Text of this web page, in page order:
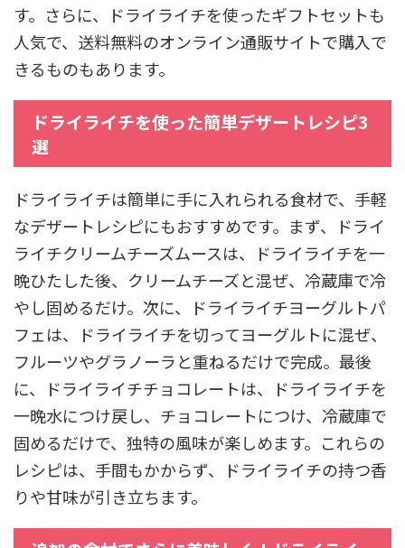
す。さらに、ドライライチを使ったギフトセットも
人気で、送料無料のオンライン通販サイトで購入で
きるものもあります。
ドライライチを使った簡単デザートレシピ3
選
ドライライチは簡単に手に入れられる食材で、手軽
なデザートレシピにもおすすめです。まず、ドライ
ライチクリームチーズムースは、ドライライチを一
晩ひたした後、クリームチーズと混ぜ、冷蔵庫で冷
やし固めるだけ。次に、ドライライチヨーグルトパ
フェは、ドライライチを切ってヨーグルトに混ぜ、
フルーツやグラノーラと重ねるだけで完成。最後
に、ドライライチチョコレートは、ドライライチを
一晩水につけ戻し、チョコレートにつけ、冷蔵庫で
固めるだけで、独特の風味が楽しめます。これらの
レシピは、手間もかからず、ドライライチの持つ香
りや甘味が引き立ちます。